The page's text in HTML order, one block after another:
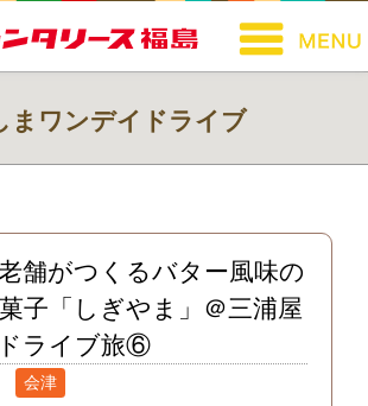
まワンデイドライブ
舗がつくるバター風味の
子「しぎやま」＠三浦屋
ライブ旅⑥
会津